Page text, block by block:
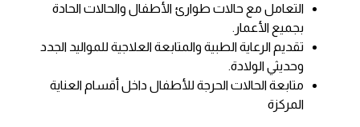
التعامل مع حالات طوارئ الأطفال والحالات الحادة
بجميع الأعمار.
تقديم الرعاية الطبية والمتابعة العلاجية للمواليد الجدد
وحديثي الولادة.
متابعة الحالات الحرجة للأطفال داخل أقسام العناية
المركزة